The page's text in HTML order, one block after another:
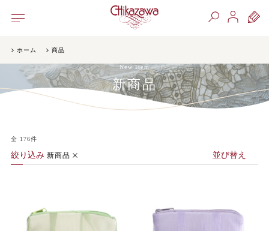
ホーム 商品
New Item
新商品
全 176件
絞り込み 新商品 並び替え